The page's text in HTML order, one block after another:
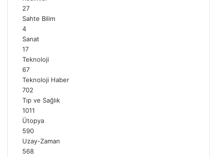
27
Sahte Bilim
4
Sanat
17
Teknoloji
67
Teknoloji Haber
702
Tıp ve Sağlık
1011
Ütopya
590
Uzay-Zaman
568